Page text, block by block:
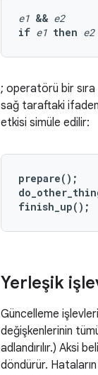
e1 && e2
if e1 then e2
; operatörü bir sıra
sağ taraftaki
etkisi simüle edilir:
prepare();
finish_up();
Yerleşik
Güncelleme
değişkenlerinin
adlandırılır.) Aksi
döndürür.